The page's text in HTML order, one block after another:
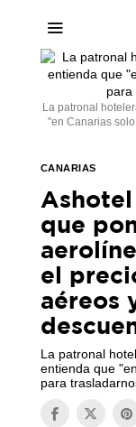
La patronal
"en Canarias
CANARIAS
que
el
aéreos
La patronal
entienda que
para